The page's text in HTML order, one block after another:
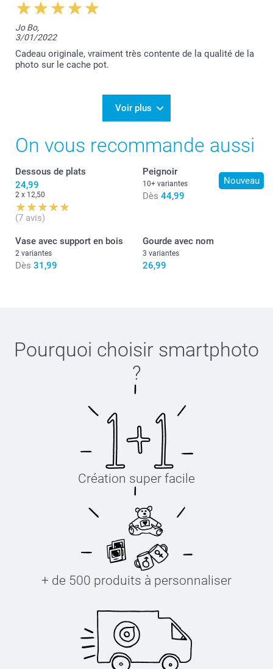
Lucie@smartphoto
Jo Bo,
3/01/2022
Cadeau originale, vraiment très contente de la qualité de la
photo sur le cache pot.
Voir plus
On vous recommande aussi
Dessous de plats
24,99
2 x 12,50
(7 avis)
Nouveau
Peignoir
10+ variantes
Dès 44,99
Vase avec support en bois
2 variantes
Dès 31,99
Gourde avec nom
3 variantes
26,99
Pourquoi choisir smartphoto
?
Création super facile
+ de 500 produits à personnaliser